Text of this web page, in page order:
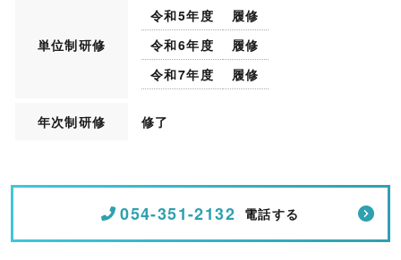
単位制研修
令和5年度
履修
令和6年度
履修
令和7年度
履修
年次制研修 修了
054-351-2132 電話する